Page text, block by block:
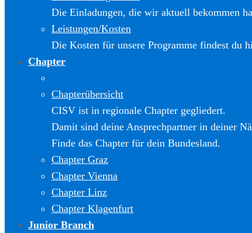
Die Einladungen, die wir aktuell bekommen
Leistungen/Kosten
Die Kosten für unsere Programme findest du
Chapter
Chapterübersicht
CISV ist in regionale Chapter gegliedert.
Damit sind deine Ansprechpartner in deiner
Finde das Chapter für dein Bundesland.
Chapter Graz
Chapter Vienna
Chapter Linz
Chapter Klagenfurt
Junior Branch